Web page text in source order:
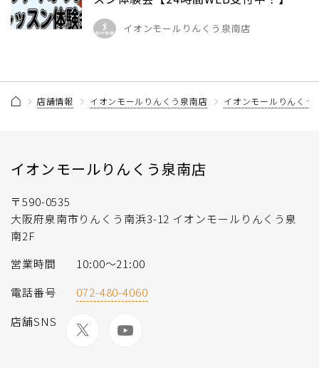
イオンモールりんくう泉南店
店舗情報 イオンモールりんくう泉南店 イオンモールりんくう
イオンモールりんくう泉南店
〒590-0535
大阪府泉南市りんくう南浜3-12 イオンモールりんくう泉
南2F
営業時間
10:00〜21:00
電話番号
072-480-4060
店舗SNS